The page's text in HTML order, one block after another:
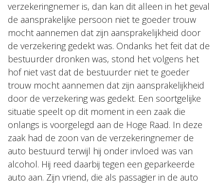
verzekeringnemer is, dan kan dit alleen in het geval
de aansprakelijke persoon niet te goeder trouw
mocht aannemen dat zijn aansprakelijkheid door
de verzekering gedekt was. Ondanks het feit dat de
bestuurder dronken was, stond het volgens het
hof niet vast dat de bestuurder niet te goeder
trouw mocht aannemen dat zijn aansprakelijkheid
door de verzekering was gedekt. Een soortgelijke
situatie speelt op dit moment in een zaak die
onlangs is voorgelegd aan de Hoge Raad. In deze
zaak had de zoon van de verzekeringnemer de
auto bestuurd terwijl hij onder invloed was van
alcohol. Hij reed daarbij tegen een geparkeerde
auto aan. Zijn vriend, die als passagier in de auto